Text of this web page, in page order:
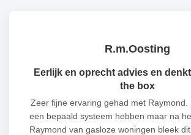
R.m.Oosting
Eerlijk en oprecht advies en
the box
Zeer fijne ervaring gehad met Raymond.
een bepaald systeem hebben maar na
Raymond van gasloze woningen bleek